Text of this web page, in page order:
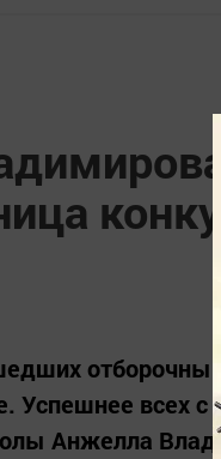
Успешнее всех с
Анжелла